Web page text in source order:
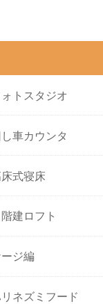
ォトスタジオ
車カウンタ
床式寝床
建ロフト
ージ編
リネズミフード